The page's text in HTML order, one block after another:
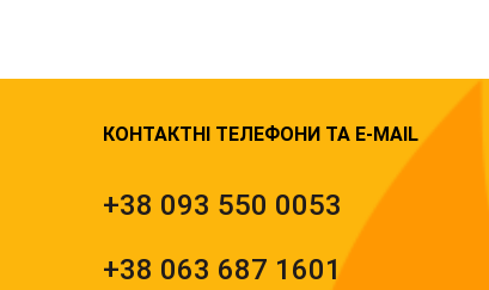
КОНТАКТНІ ТЕЛЕФОНИ ТА E-MAIL
+38 093 550 0053
+38 063 687 1601